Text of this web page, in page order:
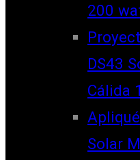
200
DS43
Cálida
Solar